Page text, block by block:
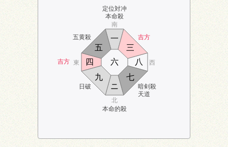
五黄殺
定位対冲
本命殺
吉方
吉方
日破
本命的殺
暗剣殺
天道
南
北
東 西
ニ
三
四
五
六
七
八
九
一